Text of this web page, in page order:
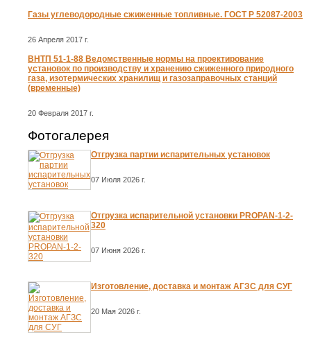
Газы углеводородные сжиженные топливные. ГОСТ Р 52087-2003
26 Апреля 2017 г.
ВНТП 51-1-88 Ведомственные нормы на проектирование
установок по производству и хранению сжиженного природного
газа, изотермических хранилищ и газозаправочных станций
(временные)
20 Февраля 2017 г.
Фотогалерея
Отгрузка партии испарительных установок
07 Июля 2026 г.
Отгрузка испарительной установки PROPAN-1-2-
320
07 Июня 2026 г.
Изготовление, доставка и монтаж АГЗС для СУГ
20 Мая 2026 г.